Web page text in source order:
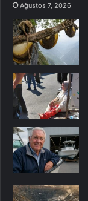
Ağustos 7, 2026